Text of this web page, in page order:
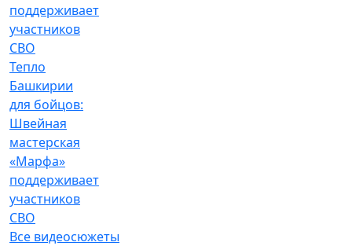
Тепло
Башкирии
для бойцов:
Швейная
мастерская
«Марфа»
поддерживает
участников
СВО
Все видеосюжеты